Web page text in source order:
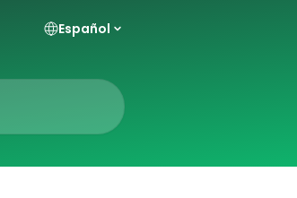
Español